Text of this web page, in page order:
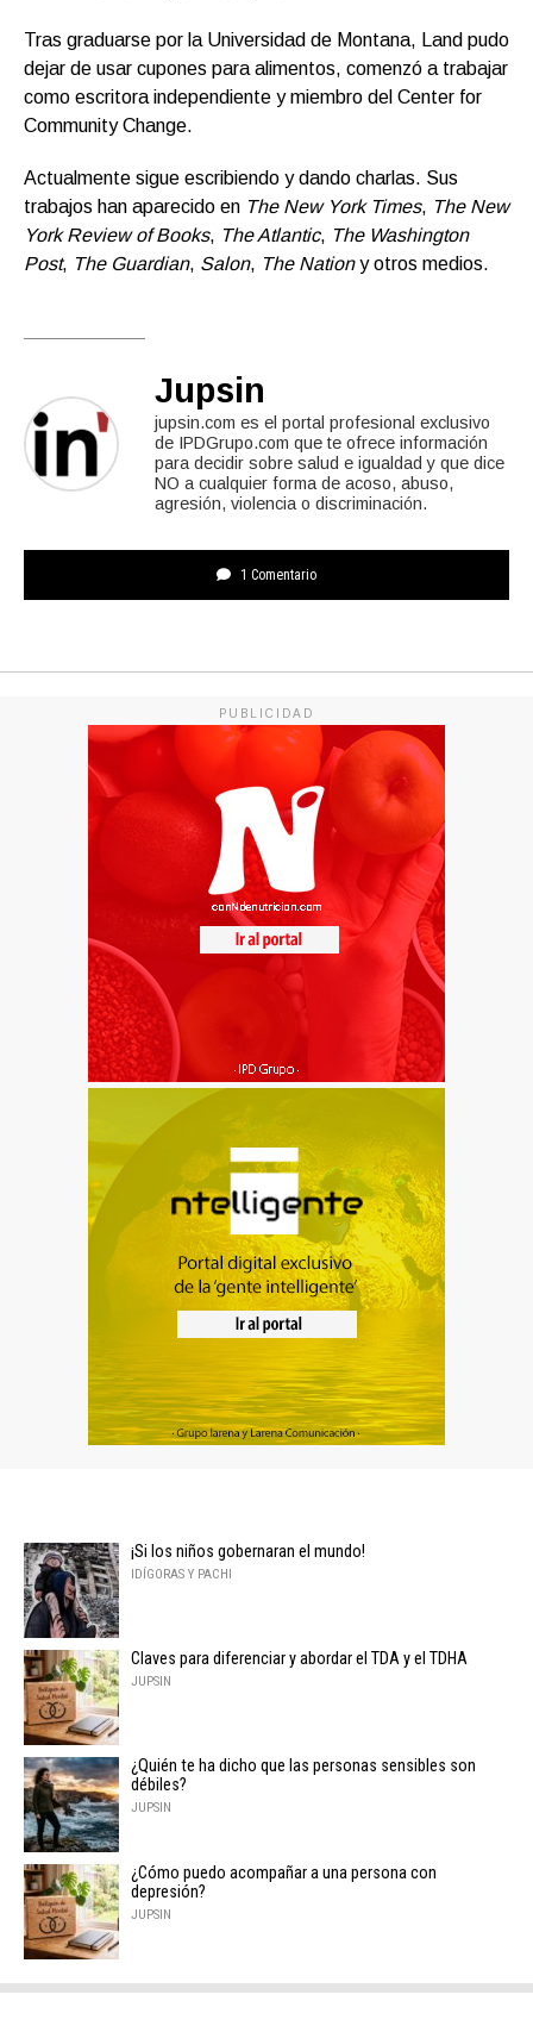
Tras graduarse por la Universidad de Montana, Land pudo
dejar de usar cupones para alimentos, comenzó a trabajar
como escritora independiente y miembro del Center for
Community Change.
Actualmente sigue escribiendo y dando charlas. Sus
trabajos han aparecido en The New York Times, The New
York Review of Books, The Atlantic, The Washington
Post, The Guardian, Salon, The Nationy otros medios.
Jupsin
jupsin.com es el portal profesional exclusivo
de IPDGrupo.com que te ofrece información
para decidir sobre salud e igualdad y que dice
NO a cualquier forma de acoso, abuso,
agresión, violencia o discriminación.
1 Comentario
PUBLICIDAD
¡Si los niños gobernaran el mundo!
IDÍGORAS Y PACHI
Claves para diferenciar y abordar el TDA y el TDHA
JUPSIN
¿Quién te ha dicho que las personas sensibles son
débiles?
JUPSIN
¿Cómo puedo acompañar a una persona con
depresión?
JUPSIN